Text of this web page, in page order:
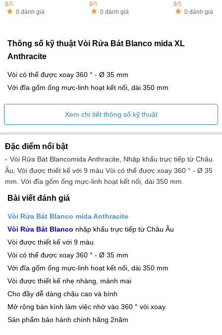
0/5
0 đánh giá
0/5
0 đánh giá
0/5
0 đánh giá
Thông số kỹ thuật Vòi Rửa Bát Blanco mida XL
Anthracite
Vòi có thể được xoay 360 ° - Ø 35 mm
Với đĩa gốm ống mực-linh hoạt kết nối, dài 350 mm
Xem chi tiết thông số kỹ thuật
Đặc điểm nổi bật
Vòi Rửa Bát Blancomida Anthracite, Nhập khẩu trực tiếp từ Châu
Âu, Vòi được thiết kế với 9 màu Vòi có thể được xoay 360 ° - Ø 35
mm. Với đĩa gốm ống mực-linh hoạt kết nối, dài 350 mm.
Bài viết đánh giá
Vòi Rửa Bát Blanco mida Anthracite
Vòi Rửa Bát Blanco nhập khẩu trực tiếp từ Châu Âu
Vòi được thiết kế với 9 màu
Vòi có thể được xoay 360 ° - Ø 35 mm
Với đĩa gốm ống mực-linh hoạt kết nối, dài 350 mm
Vòi được thiết kế nhẹ nhàng, mảnh mai
Cho đầy dễ dàng chậu cao và bình
Mở rộng bán kính làm việc nhờ vào 360 ° vòi xoay.
Sản phẩm bảo hành chính hãng 2năm